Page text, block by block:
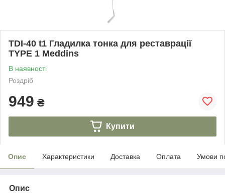
TDI-40 t1 Гладилка тонка для реставрації
TYPE 1 Meddins
В наявності
Роздріб
949 ₴
Купити
Опис Характеристики Доставка Оплата Умови
Опис